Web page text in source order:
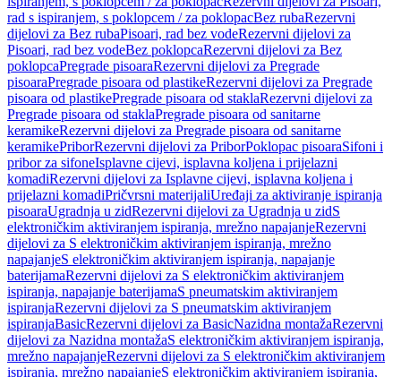
rad s ispiranjem, s poklopcem / za poklopacBez rubaRezervni
dijelovi za Bez rubaPisoari, rad bez vodeRezervni dijelovi za
Pisoari, rad bez vodeBez poklopcaRezervni dijelovi za Bez
poklopcaPregrade pisoaraRezervni dijelovi za Pregrade
pisoaraPregrade pisoara od plastikeRezervni dijelovi za Pregrade
pisoara od plastikePregrade pisoara od staklaRezervni dijelovi za
Pregrade pisoara od staklaPregrade pisoara od sanitarne
keramikeRezervni dijelovi za Pregrade pisoara od sanitarne
keramikePriborRezervni dijelovi za PriborPoklopac pisoaraSifoni i
pribor za sifoneIsplavne cijevi, isplavna koljena i prijelazni
komadiRezervni dijelovi za Isplavne cijevi, isplavna koljena i
prijelazni komadiPričvrsni materijaliUređaji za aktiviranje ispiranja
pisoaraUgradnja u zidRezervni dijelovi za Ugradnja u zidS
elektroničkim aktiviranjem ispiranja, mrežno napajanjeRezervni
dijelovi za S elektroničkim aktiviranjem ispiranja, mrežno
napajanjeS elektroničkim aktiviranjem ispiranja, napajanje
baterijamaRezervni dijelovi za S elektroničkim aktiviranjem
ispiranja, napajanje baterijamaS pneumatskim aktiviranjem
ispiranjaRezervni dijelovi za S pneumatskim aktiviranjem
ispiranjaBasicRezervni dijelovi za BasicNazidna montažaRezervni
dijelovi za Nazidna montažaS elektroničkim aktiviranjem ispiranja,
mrežno napajanjeRezervni dijelovi za S elektroničkim aktiviranjem
ispiranja, mrežno napajanjeS elektroničkim aktiviranjem ispiranja,